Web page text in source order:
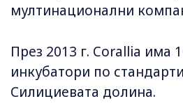
мултинационални
През 2013 г. Corallia има
инкубатори по
Силициевата долина.